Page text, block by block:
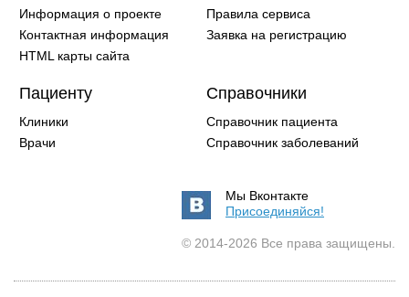
Информация о проекте
Контактная информация
HTML карты сайта
Правила сервиса
Заявка на регистрацию
Пациенту
Клиники
Врачи
Справочники
Справочник пациента
Справочник заболеваний
Мы Вконтакте
Присоединяйся!
© 2014-2026 Все права защищены.